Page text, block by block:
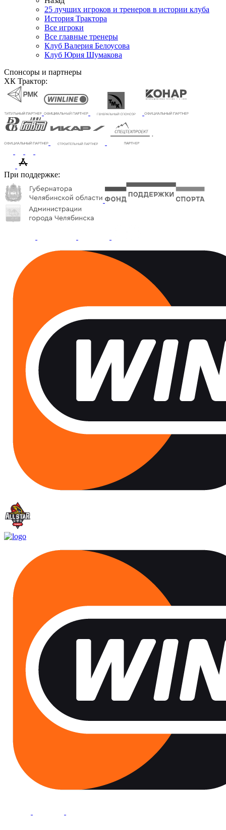
25 лучших игроков и тренеров в истории клуба
История Трактора
Все игроки
Все главные тренеры
Клуб Валерия Белоусова
Клуб Юрия Шумакова
Спонсоры и партнеры
ХК Трактор:
При поддержке: